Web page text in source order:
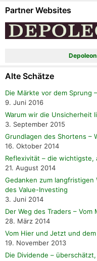
Partner Websites
Alte Schätze
Die Märkte vor dem Sprung
9. Juni 2016
Warum wir die Unsicherheit
3. September 2015
Grundlagen des Shortens –
16. Oktober 2014
Reflexivität – die
21. August 2014
Gedanken zum langfristigen
des Value-Investing
3. Juni 2014
Der Weg des Traders –
28. März 2014
Vom Hier und Jetzt und
19. November 2013
Die Dividende –